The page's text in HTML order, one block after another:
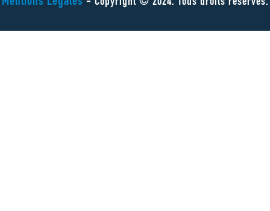
- Copyright © 2024. Tous droits réservés.